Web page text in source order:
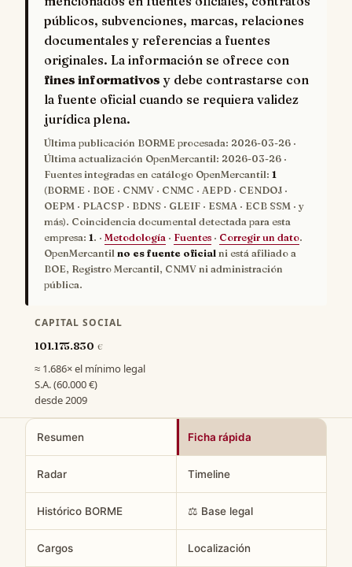
públicos, subvenciones, marcas, relaciones
documentales y referencias a fuentes
originales. La información se ofrece con
fines informativos y debe contrastarse con
la fuente oficial cuando se requiera validez
jurídica plena.
Última publicación BORME procesada: 2026-03-26 ·
Última actualización OpenMercantil: 2026-03-26 ·
Fuentes integradas en catálogo OpenMercantil: 1
(BORME · BOE · CNMV · CNMC · AEPD · CENDOJ ·
OEPM · PLACSP · BDNS · GLEIF · ESMA · ECB SSM · y
más). Coincidencia documental detectada para esta
empresa: 1. · Metodología · Fuentes · Corregir un dato.
OpenMercantil no es fuente oficial ni está afiliado a
BOE, Registro Mercantil, CNMV ni administración
pública.
CAPITAL SOCIAL
101.175.830 €
≈ 1.686× el mínimo legal
S.A. (60.000 €)
desde 2009
Resumen Ficha rápida
Radar Timeline
Histórico BORME ⚖️ Base legal
Cargos Localización